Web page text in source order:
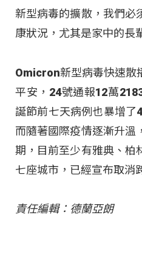
新型病毒的擴散，我們必
康狀況，尤其是家中的長
Omicron新型病毒快速散
平安，24號通報12萬
誕節前七天病例也暴增了
而隨著國際疫情逐漸升溫
期，目前至少有雅典、柏
七座城市，已經宣布取消
責任編輯：德蘭亞朗